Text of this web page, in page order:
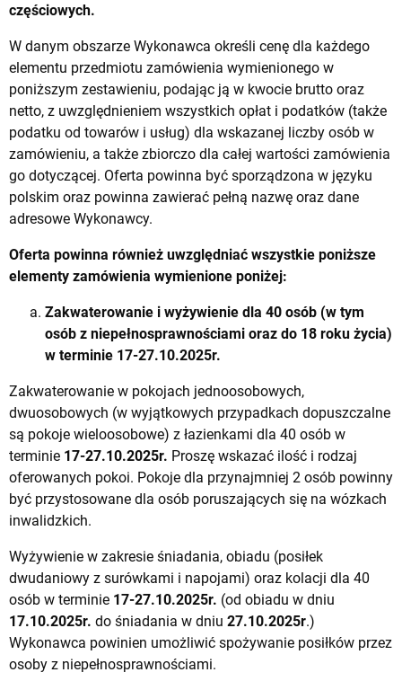
częściowych.
W danym obszarze Wykonawca określi cenę dla każdego
elementu przedmiotu zamówienia wymienionego w
poniższym zestawieniu, podając ją w kwocie brutto oraz
netto, z uwzględnieniem wszystkich opłat i podatków (także
podatku od towarów i usług) dla wskazanej liczby osób w
zamówieniu, a także zbiorczo dla całej wartości zamówienia
go dotyczącej. Oferta powinna być sporządzona w języku
polskim oraz powinna zawierać pełną nazwę oraz dane
adresowe Wykonawcy.
Oferta powinna również uwzględniać wszystkie poniższe
elementy zamówienia wymienione poniżej:
Zakwaterowanie i wyżywienie dla 40 osób (w tym
osób z niepełnosprawnościami oraz do 18 roku życia)
w terminie 17-27.10.2025r.
Zakwaterowanie w pokojach jednoosobowych,
dwuosobowych (w wyjątkowych przypadkach dopuszczalne
są pokoje wieloosobowe) z łazienkami dla 40 osób w
terminie 17-27.10.2025r. Proszę wskazać ilość i rodzaj
oferowanych pokoi. Pokoje dla przynajmniej 2 osób powinny
być przystosowane dla osób poruszających się na wózkach
inwalidzkich.
Wyżywienie w zakresie śniadania, obiadu (posiłek
dwudaniowy z surówkami i napojami) oraz kolacji dla 40
osób w terminie 17-27.10.2025r. (od obiadu w dniu
17.10.2025r. do śniadania w dniu 27.10.2025r.)
Wykonawca powinien umożliwić spożywanie posiłków przez
osoby z niepełnosprawnościami.